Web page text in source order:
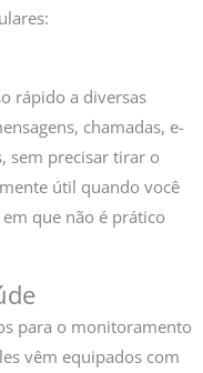
rápido a diversas
chamadas, e-
sem precisar tirar o
útil quando você
que não é prático
para o monitoramento
vêm equipados com